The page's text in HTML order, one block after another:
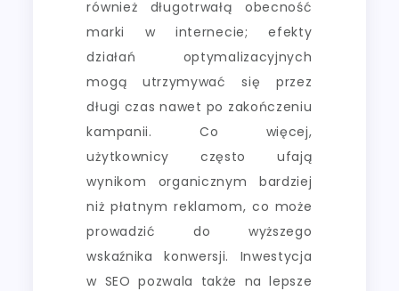
również długotrwałą obecność
marki w internecie; efekty
działań optymalizacyjnych
mogą utrzymywać się przez
długi czas nawet po zakończeniu
kampanii. Co więcej,
użytkownicy często ufają
wynikom organicznym bardziej
niż płatnym reklamom, co może
prowadzić do wyższego
wskaźnika konwersji. Inwestycja
w SEO pozwala także na lepsze